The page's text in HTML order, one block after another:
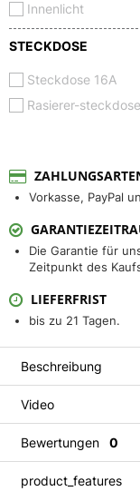
Innenlicht
STECKDOSE
Steckdose 16A
Rasierer-steckdose
Vorkasse, PayPal
Die Garantie für
Zeitpunkt des
LIEFERFRIST
bis zu 21 Tagen.
Beschreibung
Video
Bewertungen 0
product_features